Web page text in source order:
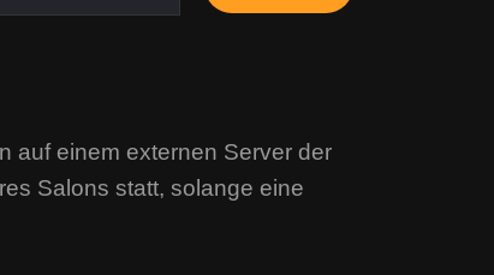
auf einem externen Server der
Salons statt, solange eine